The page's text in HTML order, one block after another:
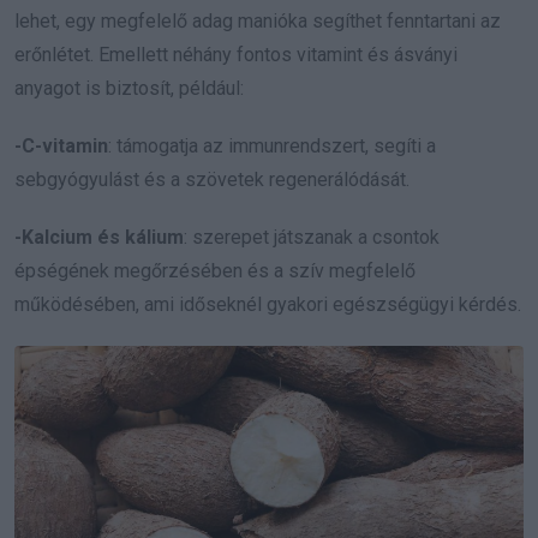
lehet, egy megfelelő adag manióka segíthet fenntartani az
erőnlétet. Emellett néhány fontos vitamint és ásványi
anyagot is biztosít, például:
-C-vitamin: támogatja az immunrendszert, segíti a
sebgyógyulást és a szövetek regenerálódását.
-Kalcium és kálium: szerepet játszanak a csontok
épségének megőrzésében és a szív megfelelő
működésében, ami időseknél gyakori egészségügyi kérdés.